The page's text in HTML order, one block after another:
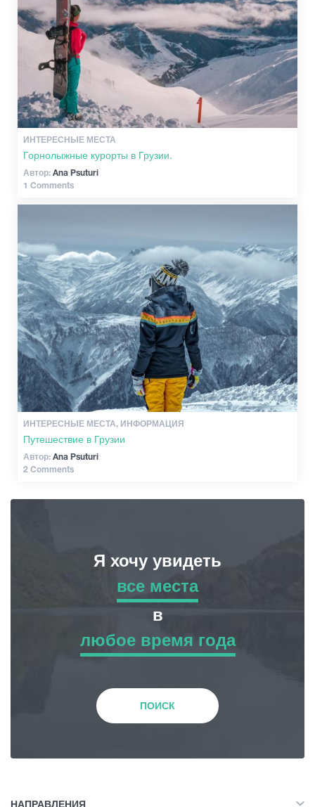
ИНТЕРЕСНЫЕ МЕСТА
Горнолыжные курорты в Грузии.
Автор: Ana Psuturi
1 Comments
ИНТЕРЕСНЫЕ МЕСТА, ИНФОРМАЦИЯ
Путешествие в Грузии
Автор: Ana Psuturi
2 Comments
Я хочу увидеть
все места
все места
в
любое время года
любое время года
ПОИСК
НАПРАВЛЕНИЯ